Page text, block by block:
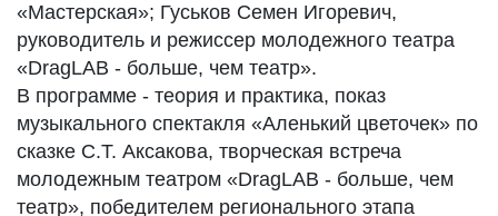
«Мастерская»; Гуськов Семен Игоревич,
руководитель и режиссер молодежного театра
«DragLAB - больше, чем театр».
В программе - теория и практика, показ
музыкального спектакля «Аленький цветочек» по
сказке С.Т. Аксакова, творческая встреча
молодежным театром «DragLAB - больше, чем
театр», победителем регионального этапа